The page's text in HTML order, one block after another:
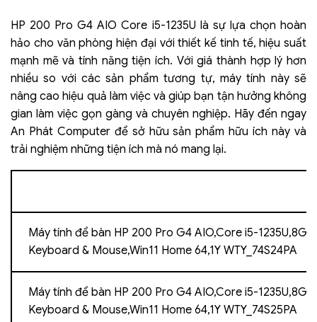
HP 200 Pro G4 AIO Core i5-1235U là sự lựa chọn hoàn
hảo cho văn phòng hiện đại với thiết kế tinh tế, hiệu suất
mạnh mẽ và tính năng tiện ích. Với giá thành hợp lý hơn
nhiều so với các sản phẩm tương tự, máy tính này sẽ
nâng cao hiệu quả làm việc và giúp bạn tận hưởng không
gian làm việc gọn gàng và chuyên nghiệp. Hãy đến ngay
An Phát Computer để sở hữu sản phẩm hữu ích này và
trải nghiệm những tiện ích mà nó mang lại.
Máy tính để bàn HP 200 Pro G4 AIO,Core i5-
Keyboard & Mouse,Win11 Home 64,1Y WTY_74S24PA
Máy tính để bàn HP 200 Pro G4 AIO,Core i5-
Keyboard & Mouse,Win11 Home 64,1Y WTY_74S25PA